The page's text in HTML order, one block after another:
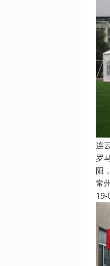
连
罗
阳
常
19-